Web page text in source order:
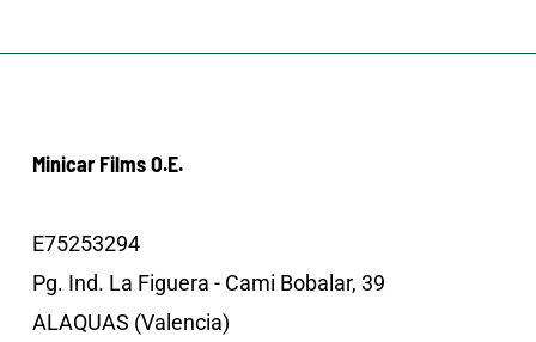
Minicar Films O.E.
E75253294
Pg. Ind. La Figuera - Cami Bobalar, 39
ALAQUAS (Valencia)